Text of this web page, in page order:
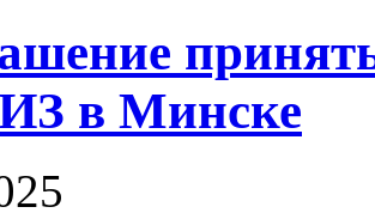
в Минске